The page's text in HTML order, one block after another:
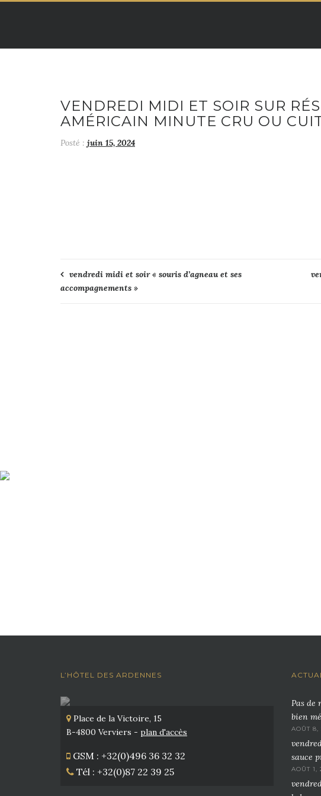
VENDREDI MIDI ET SOIR SUR
AMÉRICAIN MINUTE CRU OU
Posté : juin 15, 2024
Navigation
de
vendredi midi et soir « souris d’agneau et ses
accompagnements »
L’HÔTEL DES ARDENNES
Place de la Victoire, 15
B-4800 Verviers - plan d'accès
GSM : +32(0)496 36 32 32
Tél : +32(0)87 22 39 25
Pas de
bien
AOÛT 8,
sauce
AOÛT 1,